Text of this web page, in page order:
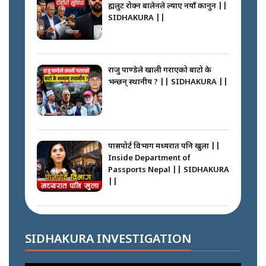
भयो ? के के भयो ? || SUNSARI
CASE || SIDHAKURA || THE
REPORTER ||
प्रहरी ? Police repeatedly fail to
control crowds ?
SIDHAKURA || THE REPORTER
ब्रह्मलुट रोक्न बालेनले ल्याए नयाँ कानुन ||
SIDHAKURA ||
राजु पाण्डेले खाली गराएको बाटो के
भन्छन् स्थानीय ? || SIDHAKURA ||
पासपोर्ट विभाग मध्यरात पनि खुला ||
Inside Department of
Passports Nepal || SIDHAKURA
the Gas Go? || SIDHAKURA ||
SIDHAKURA INVESTIGATION